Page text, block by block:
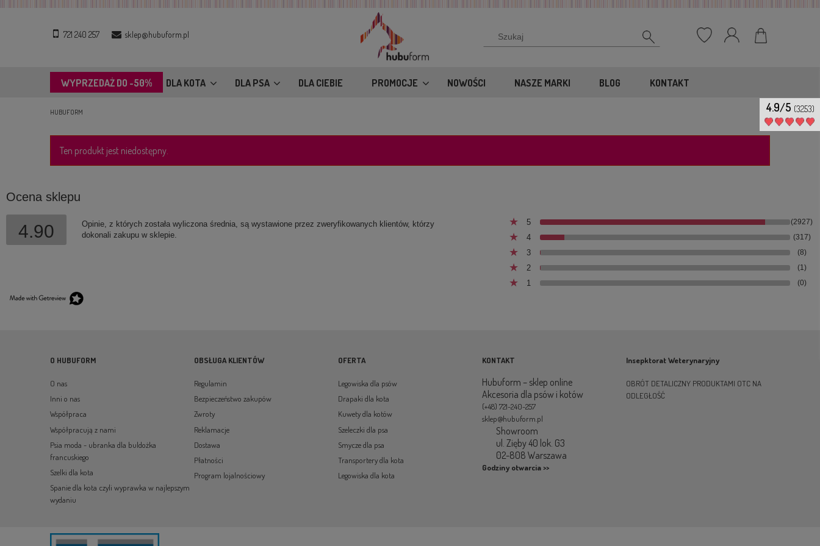
721 240 257 sklep@hubuform.pl
WYPRZEDAŻ DO -50% DLA KOTA DLA PSA DLA CIEBIE PROMOCJE NOWOŚCI NASZE MARKI BLOG KONTAKT
HUBUFORM
Ten produkt jest niedostępny.
Ocena sklepu
4.90
Opinie, z których została wyliczona średnia, są wystawione przez zweryfikowanych klientów, którzy
dokonali zakupu w sklepie.
5 (2927)
4 (317)
3 (8)
2 (1)
1 (0)
O HUBUFORM
O nas
Inni o nas
Współpraca
Współpracują z nami
Psia moda - ubranka dla buldożka
francuskiego
Szelki dla kota
Spanie dla kota czyli wyprawka w najlepszym
wydaniu
OBSŁUGA KLIENTÓW
Regulamin
Bezpieczeństwo zakupów
Zwroty
Reklamacje
Dostawa
Płatności
Program lojalnościowy
OFERTA
Legowiska dla psów
Drapaki dla kota
Kuwety dla kotów
Szeleczki dla psa
Smycze dla psa
Transportery dla kota
Legowiska dla kota
KONTAKT
Hubuform – sklep online
Akcesoria dla psów i kotów
(+48) 721-240-257
sklep@hubuform.pl
Showroom
ul. Zięby 40 lok. G3
02-808 Warszawa
Godziny otwarcia >>
Insepktorat Weterynaryjny
OBRÓT DETALICZNY PRODUKTAMI OTC NA
ODLEGŁOŚĆ
4.9/5 (3253)